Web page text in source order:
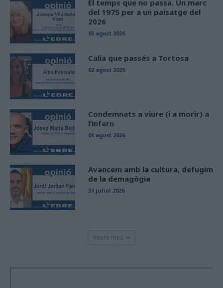
El temps que no passa. Un marc
del 1975 per a un paisatge del
2026
03 agost 2026
Calia que passés a Tortosa
02 agost 2026
Condemnats a viure (i a morir) a
l’infern
01 agost 2026
Avancem amb la cultura, defugim
de la demagògia
31 juliol 2026
Veure més